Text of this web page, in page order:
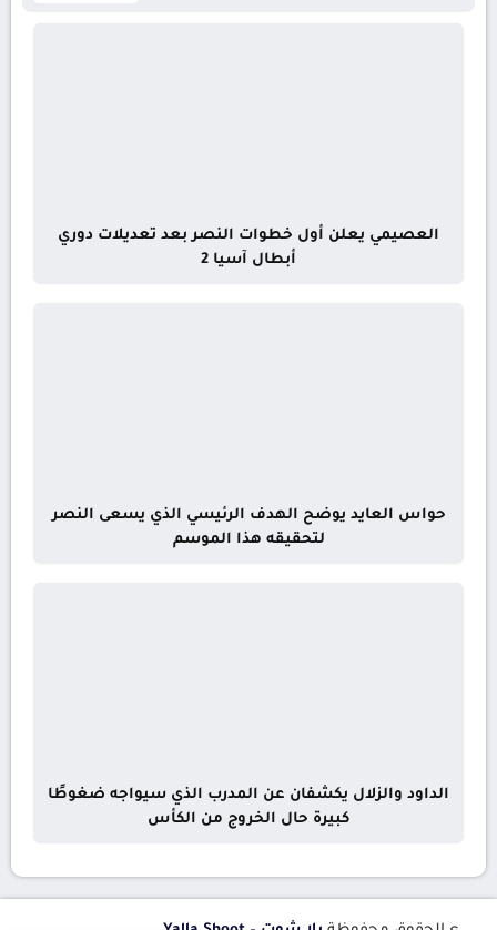
العصيمي يعلن أول خطوات النصر بعد تعديلات دوري
أبطال آسيا 2
حواس العايد يوضح الهدف الرئيسي الذي يسعى النصر
لتحقيقه هذا الموسم
الداود والزلال يكشفان عن المدرب الذي سيواجه ضغوطًا
كبيرة حال الخروج من الكأس